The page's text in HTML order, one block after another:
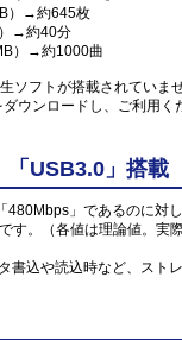
）→約645枚
）→約40分
）→約1000曲
ソフトが搭載されていま
ウンロードし、ご利用く
「USB3.0」搭載
480Mbps」であるのに対
す。（各値は理論値。実
込や読込時など、スト